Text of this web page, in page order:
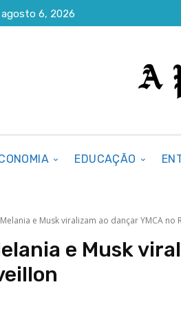
6, 2026
EDUCAÇÃO
Melania e Musk viralizam ao dançar YMCA no
e Musk